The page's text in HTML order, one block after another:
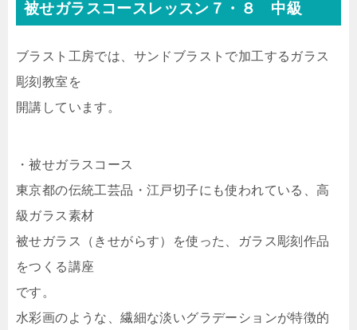
被せガラスコースレッスン７・８ 中級
ブラスト工房では、サンドブラストで加工するガラス
彫刻教室を
開講しています。
・被せガラスコース
東京都の伝統工芸品・江戸切子にも使われている、高
級ガラス素材
被せガラス（きせがらす）を使った、ガラス彫刻作品
をつくる講座
です。
水彩画のような、繊細な淡いグラデーションが特徴的